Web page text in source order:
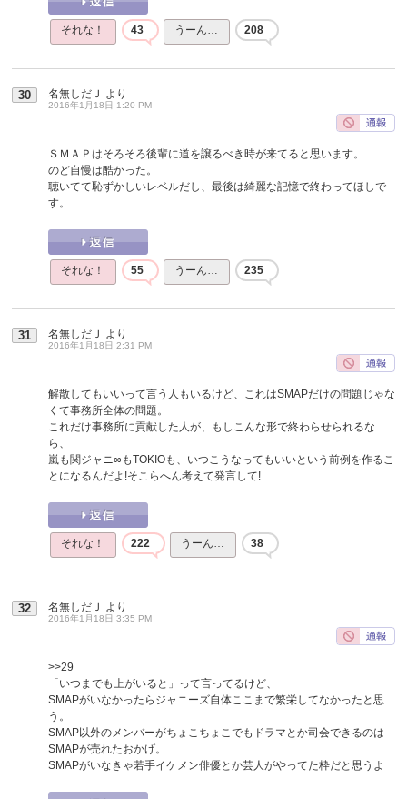
それな！ 43 うーん… 208
30 名無しだＪ より
2016年1月18日 1:20 PM
ＳＭＡＰはそろそろ後輩に道を譲るべき時が来てると思います。
のど自慢は酷かった。
聴いてて恥ずかしいレベルだし、最後は綺麗な記憶で終わってほしで
す。
それな！ 55 うーん… 235
31 名無しだＪ より
2016年1月18日 2:31 PM
解散してもいいって言う人もいるけど、これはSMAPだけの問題じゃな
くて事務所全体の問題。
これだけ事務所に貢献した人が、もしこんな形で終わらせられるな
ら、
嵐も関ジャニ∞もTOKIOも、いつこうなってもいいという前例を作るこ
とになるんだよ!そこらへん考えて発言して!
それな！ 222 うーん… 38
32 名無しだＪ より
2016年1月18日 3:35 PM
>>29
「いつまでも上がいると」って言ってるけど、
SMAPがいなかったらジャニーズ自体ここまで繁栄してなかったと思
う。
SMAP以外のメンバーがちょこちょこでもドラマとか司会できるのは
SMAPが売れたおかげ。
SMAPがいなきゃ若手イケメン俳優とか芸人がやってた枠だと思うよ